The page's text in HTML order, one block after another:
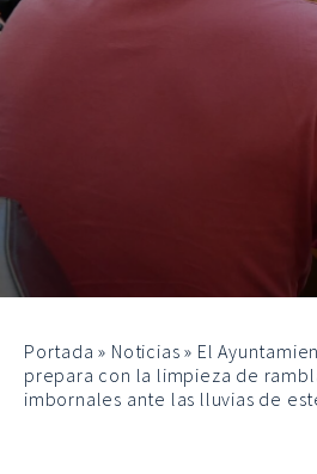
Portada » Noticias » El
prepara con la limpieza de
imbornales ante las lluvias de